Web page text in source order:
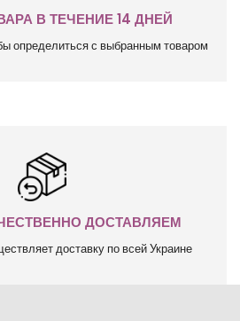
В ТЕЧЕНИЕ 14 ДНЕЙ
определиться с выбранным товаром
ДОСТАВЛЯЕМ
доставку по всей Украине